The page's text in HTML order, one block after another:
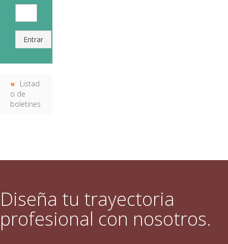
Entrar
Listad
o de
boletines
Diseña tu trayectoria
profesional con nosotros.